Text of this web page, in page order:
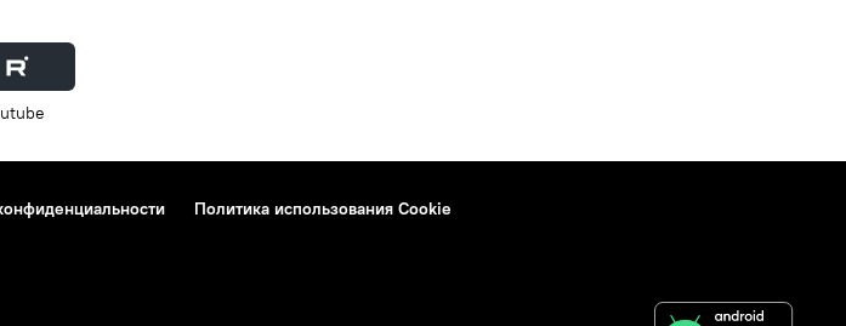
Политика использования Cookie